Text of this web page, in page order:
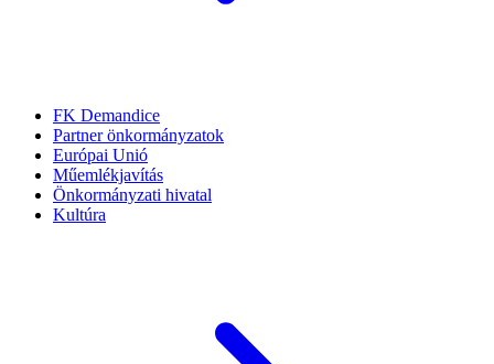
FK Demandice
Partner önkormányzatok
Európai Unió
Műemlékjavítás
Önkormányzati hivatal
Kultúra